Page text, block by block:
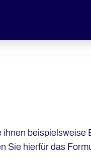
Sie hierfür das